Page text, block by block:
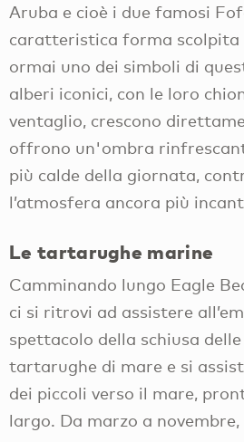
Aruba e cioè i due famosi
caratteristica forma scolpita
ormai uno dei simboli di
alberi iconici, con le loro
ventaglio, crescono
offrono un'ombra
più calde della giornata,
l’atmosfera ancora più
Le tartarughe marine
Camminando lungo Eagle
ci si ritrovi ad assistere
spettacolo della schiusa
tartarughe di mare e si
dei piccoli verso il mare,
largo. Da marzo a